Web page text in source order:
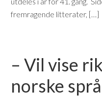
fremragende litterater, […]
– Vil vise
norske